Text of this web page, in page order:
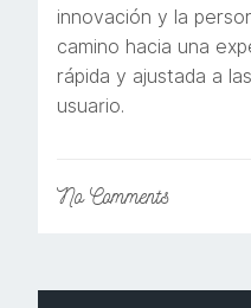
innovación y la
camino hacia una
rápida y ajustada a
usuario.
NoComments